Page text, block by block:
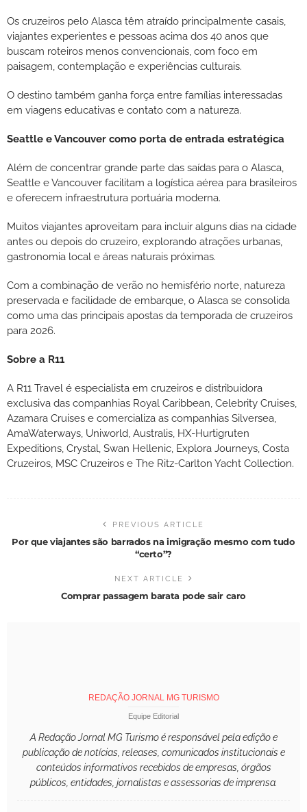
Os cruzeiros pelo Alasca têm atraído principalmente casais,
viajantes experientes e pessoas acima dos 40 anos que
buscam roteiros menos convencionais, com foco em
paisagem, contemplação e experiências culturais.
O destino também ganha força entre famílias interessadas
em viagens educativas e contato com a natureza.
Seattle e Vancouver como porta de entrada estratégica
Além de concentrar grande parte das saídas para o Alasca,
Seattle e Vancouver facilitam a logística aérea para brasileiros
e oferecem infraestrutura portuária moderna.
Muitos viajantes aproveitam para incluir alguns dias na cidade
antes ou depois do cruzeiro, explorando atrações urbanas,
gastronomia local e áreas naturais próximas.
Com a combinação de verão no hemisfério norte, natureza
preservada e facilidade de embarque, o Alasca se consolida
como uma das principais apostas da temporada de cruzeiros
para 2026.
Sobre a R11
A R11 Travel é especialista em cruzeiros e distribuidora
exclusiva das companhias Royal Caribbean, Celebrity Cruises,
Azamara Cruises e comercializa as companhias Silversea,
AmaWaterways, Uniworld, Australis, HX-Hurtigruten
Expeditions, Crystal, Swan Hellenic, Explora Journeys, Costa
Cruzeiros, MSC Cruzeiros e The Ritz-Carlton Yacht Collection.
PREVIOUS ARTICLE
Por que viajantes são barrados na imigração mesmo com tudo
“certo”?
NEXT ARTICLE
Comprar passagem barata pode sair caro
REDAÇÃO JORNAL MG TURISMO
Equipe Editorial
A Redação Jornal MG Turismo é responsável pela edição e
publicação de notícias, releases, comunicados institucionais e
conteúdos informativos recebidos de empresas, órgãos
públicos, entidades, jornalistas e assessorias de imprensa.